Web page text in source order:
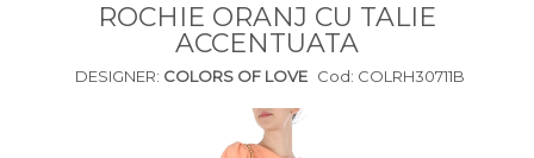
ROCHIE ORANJ CU TALIE
ACCENTUATA
DESIGNER: COLORS OF LOVE Cod: COLRH30711B